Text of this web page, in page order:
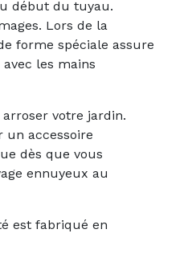
début du tuyau.
Lors de la
forme spéciale assure
les mains
votre jardin.
un accessoire
dès que vous
ennuyeux au
est fabriqué en